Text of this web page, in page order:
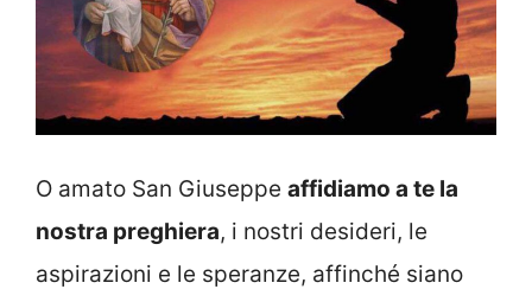
O amato San Giuseppe affidiamo a te la
nostra preghiera, i nostri desideri, le
aspirazioni e le speranze, affinché siano